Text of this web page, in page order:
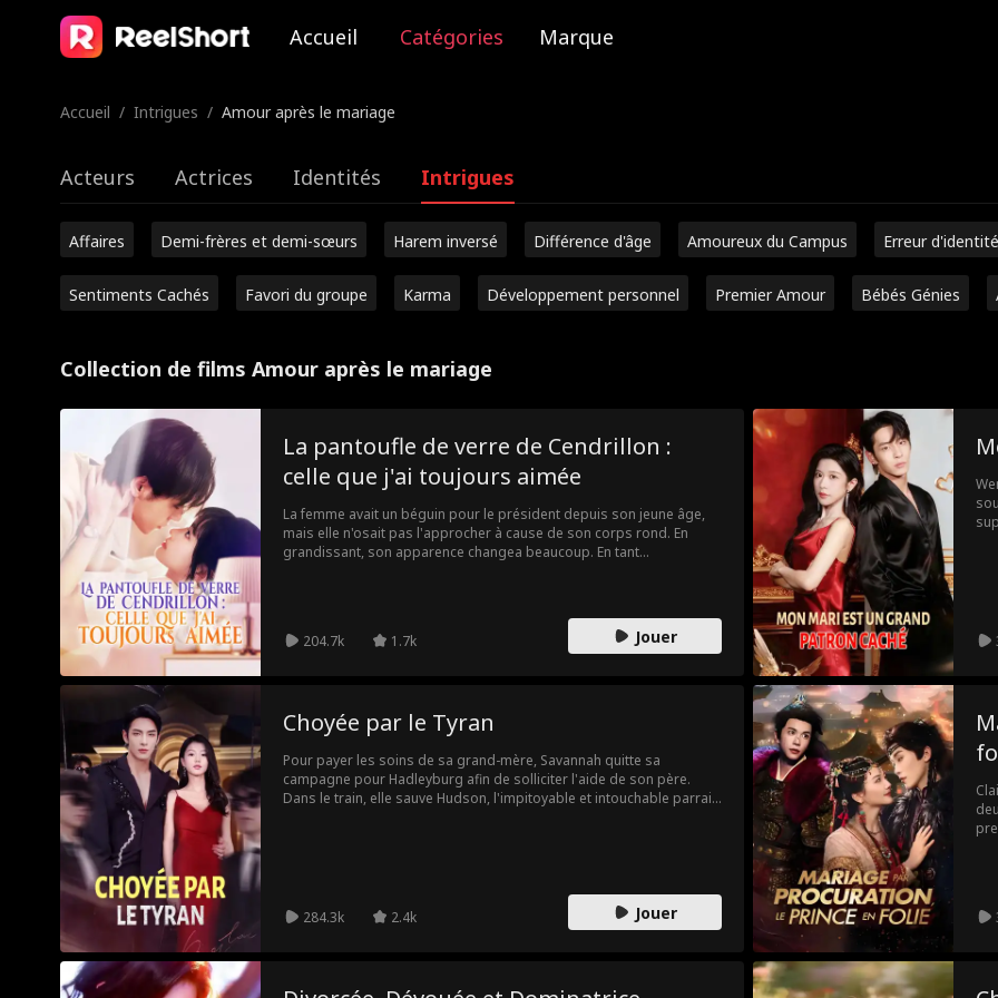
Accueil Catégories Marque
Accueil / Intrigues / Amour après le mariage
Acteurs Actrices Identités Intrigues
Affaires Demi-frères et demi-sœurs Harem inversé Différence d'âge Amoureux du Campus Erreur d'identité
Sentiments Cachés Favori du groupe Karma Développement personnel Premier Amour Bébés Génies
Collection de films Amour après le mariage
La pantoufle de verre de Cendrillon :
celle que j'ai toujours aimée
La femme avait un béguin pour le président depuis son jeune âge,
mais elle n'osait pas l'approcher à cause de son corps rond. En
grandissant, son apparence changea beaucoup. En tant
204.7k 1.7k Jouer
Choyée par le Tyran
Pour payer les soins de sa grand-mère, Savannah quitte sa
campagne pour Hadleyburg afin de solliciter l'aide de son père.
Dans le train, elle sauve Hudson, l'impitoyable et intouchable parrain
284.3k 2.4k Jouer